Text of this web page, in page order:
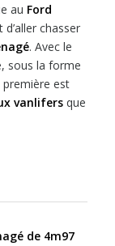
au Ford
chasser
. Avec le
sous la forme
première est
vanlifersque
de 4m97